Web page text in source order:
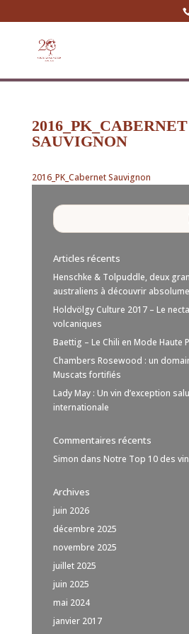
2016_PK_CABERNET
SAUVIGNON
2016_PK_Cabernet Sauvignon
Articles récents
Henschke & Tolpuddle, deux
australiens à découvrir
Holdvölgy Culture 2017 – Le
volcaniques
Baettig – Le Chili en Mode Haute
Chambers Rosewood : un
Muscats fortifiés
Lady May : Un vin d’exception
internationale
Commentaires récents
Simon dans Notre Top 10 des
Archives
juin 2026
décembre 2025
novembre 2025
juillet 2025
juin 2025
mai 2024
janvier 2017